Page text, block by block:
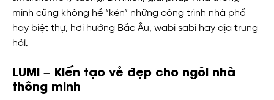
minh cũng không hề “kén” những công trình nhà phố
hay biệt thự, hơi hướng Bắc Âu, wabi sabi hay địa trung
hải.
LUMI – Kiến tạo vẻ đẹp cho ngôi nhà
thông minh